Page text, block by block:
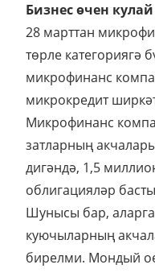
Бизнес өчен
28 марттан
төрле категориягә
микрофинанс
микрокредит
Микрофинанс
затларның
дигәндә, 1,5
облигацияләр
Шунысы бар,
куючыларның
бирелми. Мондый